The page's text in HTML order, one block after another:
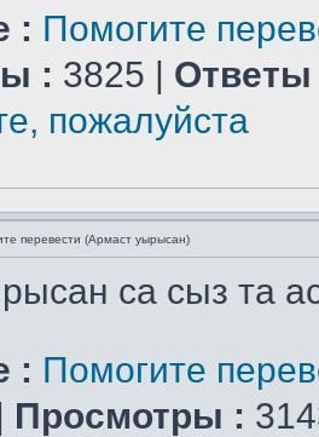
: Помогите
: 3825 | Ответы
пожалуйста
перевести (Армаст уырысан)
са сыз та
: Помогите
Просмотры :